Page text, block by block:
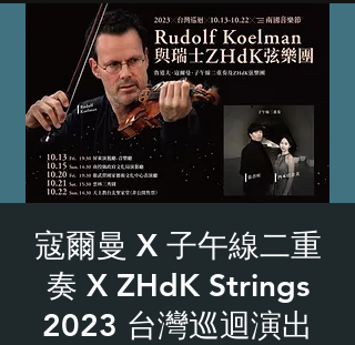
寇爾曼 X 子午線二重
奏 X ZHdK Strings
2023 台灣巡迴演出